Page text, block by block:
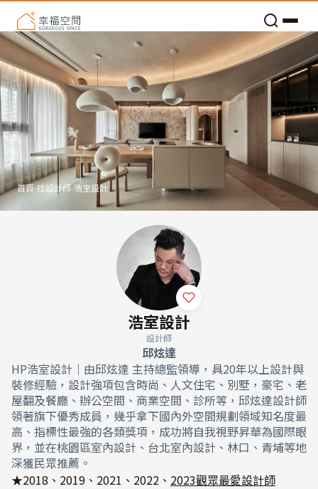
首頁›找設計師›浩室設計
浩室設計
設計師
邱炫達
HP浩室設計｜由邱炫達 主持總監領導，具20年以上設計與
裝修經驗，設計強項包含時尚、人文住宅、別墅，豪宅、老
屋翻及餐廳、辦公空間、商業空間、診所等，邱炫達設計師
領著旗下優秀成員，幾乎拿下國內外空間規劃領域知名度最
高、指標性最強的各類獎項，成功將自我視野昇華為國際眼
界，並在桃園區室內設計、台北室內設計、林口、青埔等地
深獲民眾推薦。
★2018、2019、2021、2022、 2023觀眾最愛設計師